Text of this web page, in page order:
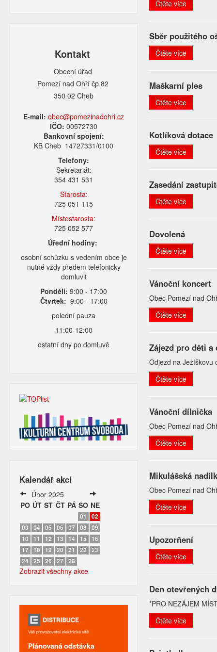
Kontakt
Obecní úřad
Pomezí nad Ohří čp.82
350 02 Cheb
E-mail: obec@pomezinadohri.cz
IČO:00572730
Bankovní spojení:
KB Cheb 14727331/0100
Telefony:
Sekretariát:
354 431 531
Starosta:
725 051 115
Místostarosta:
725 052 577
Úřední hodiny:
osobní schůzku s vedením obce je
nutné vždy předem telefonicky
domluvit
Pondělí: 9:00 - 17:00
Čtvrtek: 9:00 - 17:00
polední pauza
11:00-12:00
ostatní dny po domluvě
Kalendář akcí
Únor 2025
PO ÚT ST ČT PÁ SO NE
01
02
03
04 05 06 07 08
09
10
11 12 13 14 15
16
17 18 19 20 21 22
23
24
25 26 27 28
Zobrazit všechny akce
Čtěte více
Sběr použitého
Čtěte více
Maškarní ples
Čtěte více
Kotlíková dotace
Čtěte více
Zasedání
Čtěte více
Dovolená
Čtěte více
Vánoční koncert
Obec Pomezí nad
Čtěte více
Zájezd pro děti a
Odjezd na Ježíškovu
Čtěte více
Vánoční dílnička
Obec Pomezí nad
Čtěte více
Mikulášská
Obec Pomezí nad
Čtěte více
Upozorňení
Čtěte více
Den otevřených
*PRO NEZÁJEM
Čtěte více